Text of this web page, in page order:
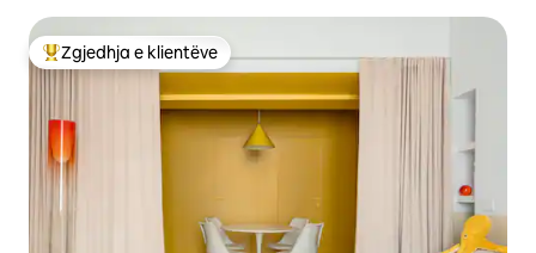
Më të mirat e zgjedhjeve të klientëve
Zgjedhja e klientëve